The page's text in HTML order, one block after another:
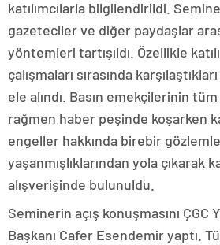
katılımcılarla bilgilendirildi.
gazeteciler ve diğer paydaşlar
yöntemleri tartışıldı. Özellikle
çalışmaları sırasında
ele alındı. Basın emekçilerinin
rağmen haber peşinde koşarken
engeller hakkında birebir
yaşanmışlıklarından yola çıkarak
alışverişinde bulunuldu.
Seminerin açış konuşmasını
Başkanı Cafer Esendemir yaptı.